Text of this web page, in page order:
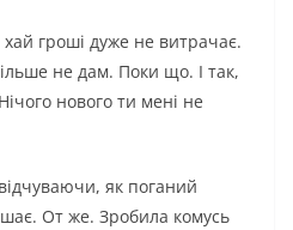
гроші дуже не витрачає.
не дам. Поки що. І так,
нового ти мені не
як поганий
От же. Зробила комусь